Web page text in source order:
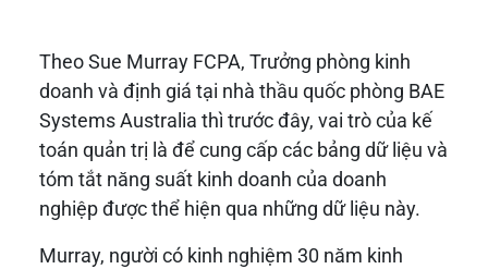
Theo Sue Murray FCPA, Trưởng phòng kinh
doanh và định giá tại nhà thầu quốc phòng BAE
Systems Australia thì trước đây, vai trò của kế
toán quản trị là để cung cấp các bảng dữ liệu và
tóm tắt năng suất kinh doanh của doanh
nghiệp được thể hiện qua những dữ liệu này.
Murray, người có kinh nghiệm 30 năm kinh